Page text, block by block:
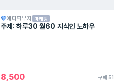
에디픽부자 마케팅
주제: 하루30 월60 지식인 노하우
8,500
구매 51